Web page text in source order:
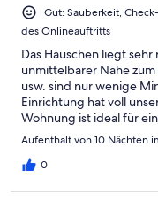
Gut: Sauberkeit,
des Onlineauftritts
Das Häuschen liegt
unmittelbarer Nähe
usw. sind nur wenige
Einrichtung hat voll
Wohnung ist ideal für
Zu einem Spielplatz und
Meter.Zu den Stränden
sind es nur wenige
Aufenthalt von 10 Nächten
0